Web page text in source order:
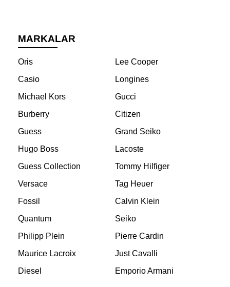
MARKALAR
Oris
Lee Cooper
Casio
Longines
Michael Kors
Gucci
Burberry
Citizen
Guess
Grand Seiko
Hugo Boss
Lacoste
Guess Collection
Tommy Hilfiger
Versace
Tag Heuer
Fossil
Calvin Klein
Quantum
Seiko
Philipp Plein
Pierre Cardin
Maurice Lacroix
Just Cavalli
Diesel
Emporio Armani